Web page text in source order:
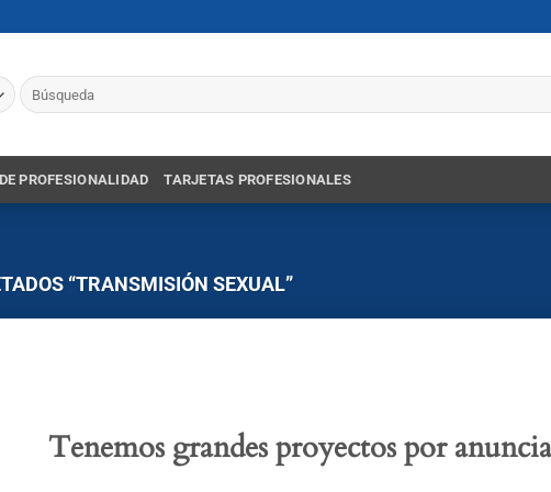
Buscar
por:
PROFESIONALIDAD TARJETAS PROFESIONALES
“TRANSMISIÓN SEXUAL”
Tenemos grandes proyectos por